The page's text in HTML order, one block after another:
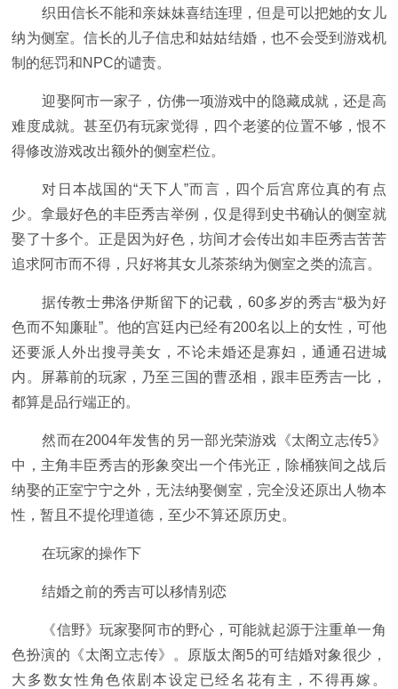
织田信长不能和亲妹妹喜结连理，但是可以把她的女儿
纳为侧室。信长的儿子信忠和姑姑结婚，也不会受到游戏机
制的惩罚和NPC的谴责。
迎娶阿市一家子，仿佛一项游戏中的隐藏成就，还是高
难度成就。甚至仍有玩家觉得，四个老婆的位置不够，恨不
得修改游戏改出额外的侧室栏位。
对日本战国的“天下人”而言，四个后宫席位真的有点
少。拿最好色的丰臣秀吉举例，仅是得到史书确认的侧室就
娶了十多个。正是因为好色，坊间才会传出如丰臣秀吉苦苦
追求阿市而不得，只好将其女儿茶茶纳为侧室之类的流言。
据传教士弗洛伊斯留下的记载，60多岁的秀吉“极为好
色而不知廉耻”。他的宫廷内已经有200名以上的女性，可他
还要派人外出搜寻美女，不论未婚还是寡妇，通通召进城
内。屏幕前的玩家，乃至三国的曹丞相，跟丰臣秀吉一比，
都算是品行端正的。
然而在2004年发售的另一部光荣游戏《太阁立志传5》
中，主角丰臣秀吉的形象突出一个伟光正，除桶狭间之战后
纳娶的正室宁宁之外，无法纳娶侧室，完全没还原出人物本
性，暂且不提伦理道德，至少不算还原历史。
在玩家的操作下
结婚之前的秀吉可以移情别恋
《信野》玩家娶阿市的野心，可能就起源于注重单一角
色扮演的《太阁立志传》。原版太阁5的可结婚对象很少，
大多数女性角色依剧本设定已经名花有主，不得再嫁。